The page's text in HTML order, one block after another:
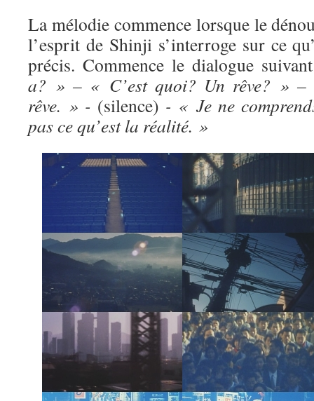
La mélodie commence lorsque le
l’esprit de Shinji s’interroge sur ce
précis. Commence le dialogue
a? » – « C’est quoi? Un rêve? »
rêve. » - (silence) - « Je ne
pas ce qu’est la réalité. »